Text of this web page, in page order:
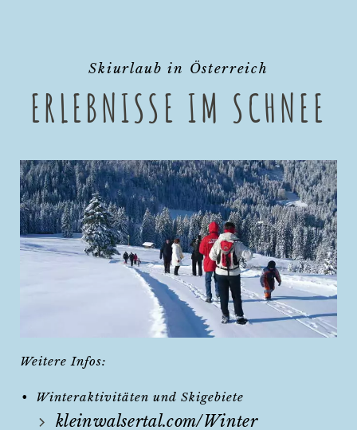
Skiurlaub in Österreich
ERLEBNISSE IM SCHNEE
Weitere Infos:
Winteraktivitäten und Skigebiete
kleinwalsertal.com/Winter